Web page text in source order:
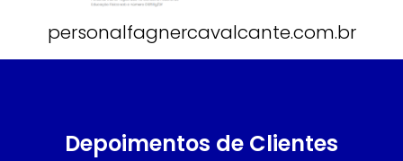
personalfagnercavalcante.com.br
Depoimentos de Clientes